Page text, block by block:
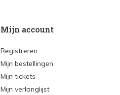
Mijn account
Registreren
Mijn bestellingen
Mijn tickets
Mijn verlanglijst